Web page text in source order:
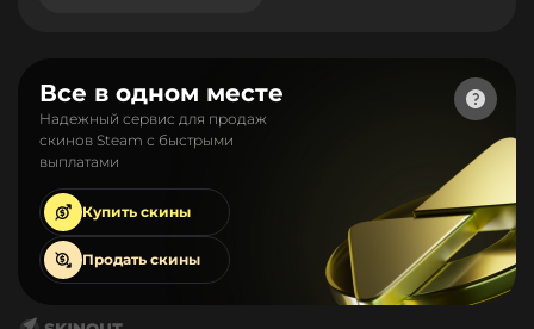
Все в одном месте
Надежный сервис для продаж
скинов Steam с быстрыми
выплатами
Купить скины
Продать скины